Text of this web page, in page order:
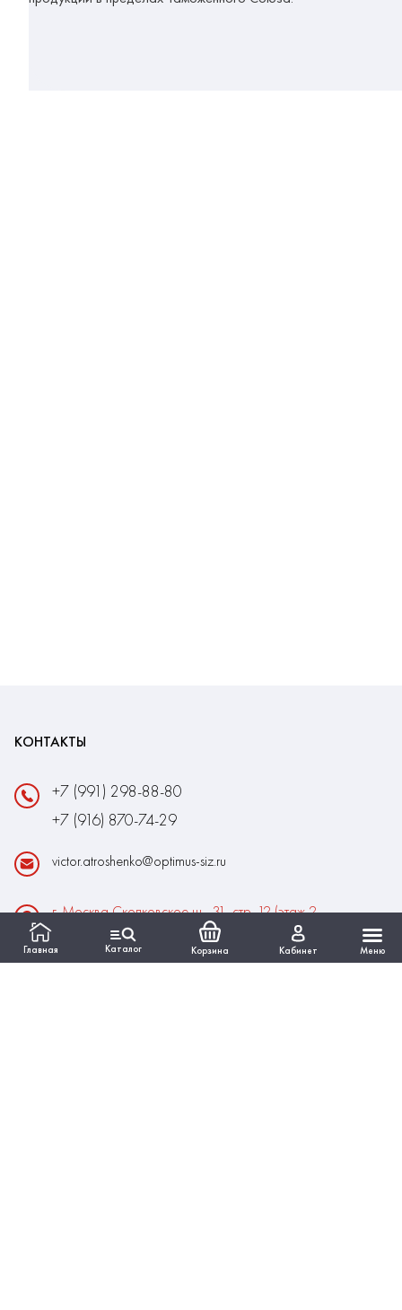
Главная Каталог Корзина Кабинет Меню
КОНТАКТЫ
+7 (991) 298-88-80
+7 (916) 870-74-29
victor.atroshenko@optimus-siz.ru
г. Москва Сколковское ш., 31, стр. 12 (этаж 2,
помещение 22)
Время работы: